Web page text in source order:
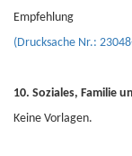
Empfehlung
(Drucksache Nr.:
10. Soziales, Familie
Keine Vorlagen.